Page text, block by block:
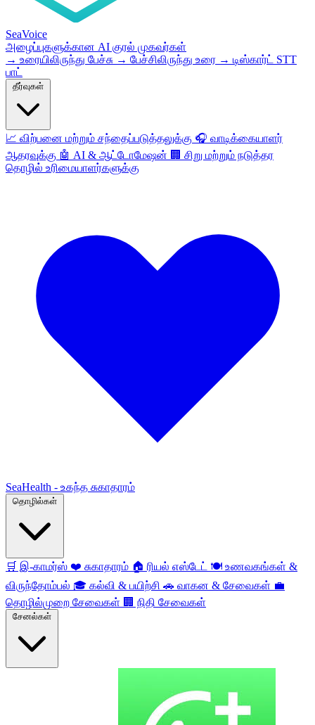
SeaVoice
அழைப்புகளுக்கான AI குரல் முகவர்கள்
→ உரையிலிருந்து பேச்சு → பேச்சிலிருந்து உரை → டிஸ்கார்ட் STT
பாட்
📈 விற்பனை மற்றும் சந்தைப்படுத்தலுக்கு 🎧 வாடிக்கையாளர்
ஆதரவுக்கு 🤖 AI & ஆட்டோமேஷன் 🏢 சிறு மற்றும் நடுத்தர
தொழில் உரிமையாளர்களுக்கு
SeaHealth - உகந்த சுகாதாரம்
🛒 இ-காமர்ஸ் ❤️ சுகாதாரம் 🏠 ரியல் எஸ்டேட் 🍽️ உணவகங்கள் &
விருந்தோம்பல் 🎓 கல்வி & பயிற்சி 🚗 வாகன & சேவைகள் 💼
தொழில்முறை சேவைகள் 🏢 நிதி சேவைகள்